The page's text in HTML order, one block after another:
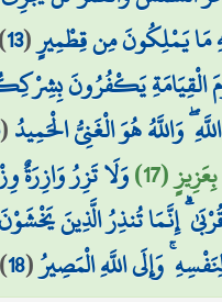
مَا يَمْلِكُونَ مِن قِطْمِيرٍ(
13
الْقِيَامَةِ يَكْفُرُونَ
وَاللَّهُ هُوَ الْغَنِيُّ الْحَمِيدُ(
(17)
وَلَا تَزِرُ
إِنَّمَا تُنذِرُ الَّذِينَ
وَإِلَى اللَّهِ الْمَصِيرُ(
18
)